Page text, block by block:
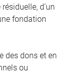
d’un
fondation
des dons et en
ou